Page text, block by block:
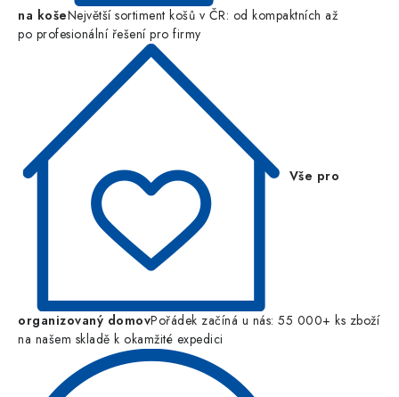
na košeNejvětší sortiment košů v ČR: od kompaktních až
po profesionální řešení pro firmy
Vše pro
organizovaný domovPořádek začíná u nás: 55 000+ ks zboží
na našem skladě k okamžité expedici